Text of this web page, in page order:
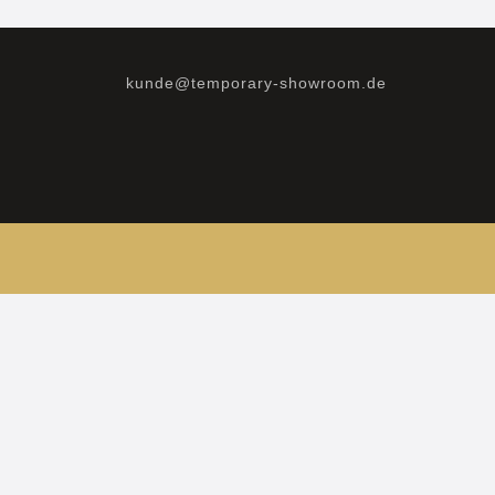
kunde@temporary-showroom.de